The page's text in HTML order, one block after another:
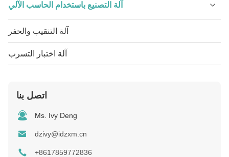
آلة التصنيع باستخدام الحاسب الآلي
آلة التنقيب والحفر
آلة اختبار التسرب
اتصل بنا
Ms. Ivy Deng
dzivy@idzxm.cn
+8617859772836